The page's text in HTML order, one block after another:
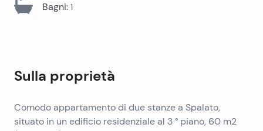
Bagni: 1
Sulla proprietà
Comodo appartamento di due stanze a Spalato,
situato in un edificio residenziale al 3 ° piano, 60 m2